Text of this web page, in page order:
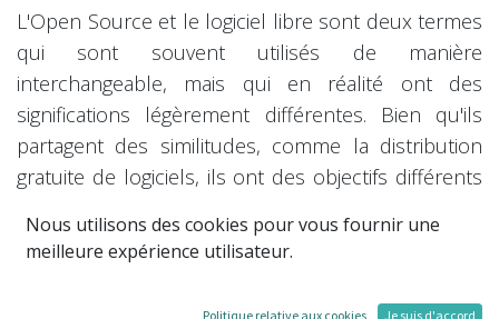
L'Open Source et le logiciel libre sont deux termes
qui sont souvent utilisés de manière
interchangeable, mais qui en réalité ont des
significations légèrement différentes. Bien qu'ils
partagent des similitudes, comme la distribution
gratuite de logiciels, ils ont des objectifs différents
nous allons examiner les différences clés entre
l'Open Source et le logiciel libre.
Nous utilisons des cookies pour vous fournir une
meilleure expérience utilisateur.
Politique relative aux cookies Je suis d'accord